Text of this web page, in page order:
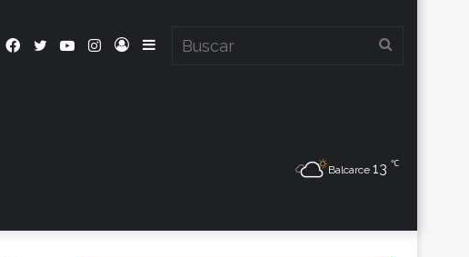
Barra
Iniciar
Instagram
YouTube
Twitter
Facebook
Balcarce 13 ℃